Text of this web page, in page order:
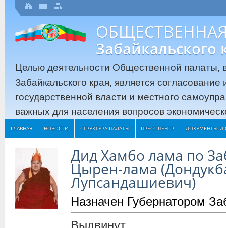
Забайкальского
Целью деятельности Общественной палаты,
Забайкальского края, является
государственной власти и местного
важных для населения вопросов
ГЛАВНАЯ НОВОСТИ СТРУКТУРА ПАЛАТЫ ПРЕСС-ЦЕНТР ДОКУМЕНТЫ И
Дид Хамбо лама по
Цырен-лама
Лупсандашиевич)
Назначен Губернатором
Выдвинут